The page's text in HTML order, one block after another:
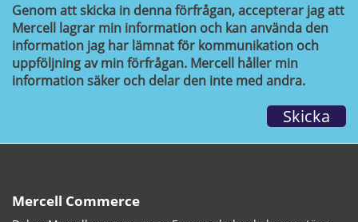
Genom att skicka in denna förfrågan, accepterar jag att
Mercell lagrar min information och kan använda den
information jag har lämnat för kommunikation och
uppföljning av min förfrågan. Mercell håller min
information säker och delar den inte med andra.
Skicka
Mercell Commerce